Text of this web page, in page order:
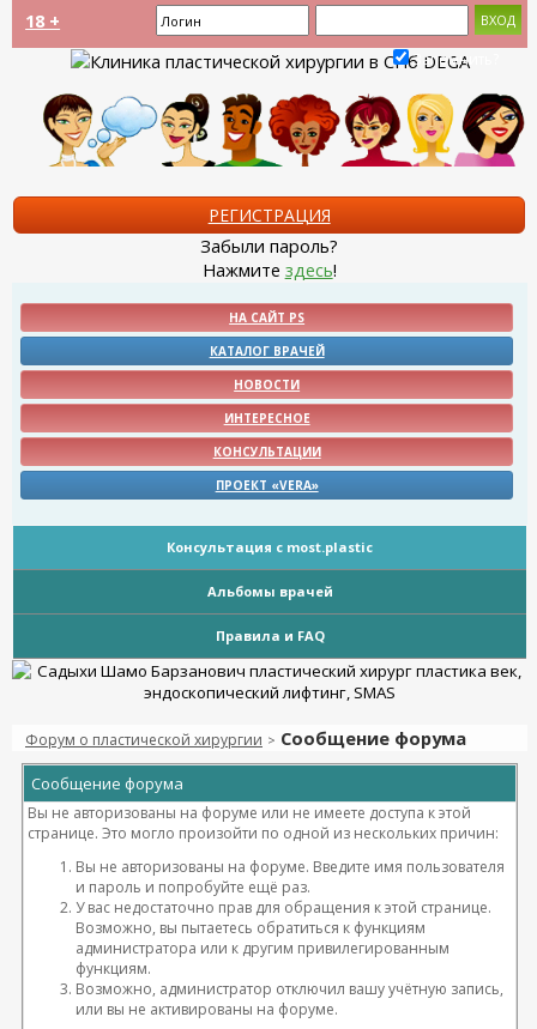
18 +
Запомнить?
РЕГИСТРАЦИЯ
Забыли пароль?
Нажмите здесь!
НА САЙТ PS
КАТАЛОГ ВРАЧЕЙ
НОВОСТИ
ИНТЕРЕСНОЕ
КОНСУЛЬТАЦИИ
ПРОЕКТ «VERA»
Консультация с most.plastic
Альбомы врачей
Правила и FAQ
Форум о пластической хирургии > Сообщение форума
Сообщение форума
Вы не авторизованы на форуме или не имеете доступа к этой
странице. Это могло произойти по одной из нескольких причин:
Вы не авторизованы на форуме. Введите имя пользователя
и пароль и попробуйте ещё раз.
У вас недостаточно прав для обращения к этой странице.
Возможно, вы пытаетесь обратиться к функциям
администратора или к другим привилегированным
функциям.
Возможно, администратор отключил вашу учётную запись,
или вы не активированы на форуме.